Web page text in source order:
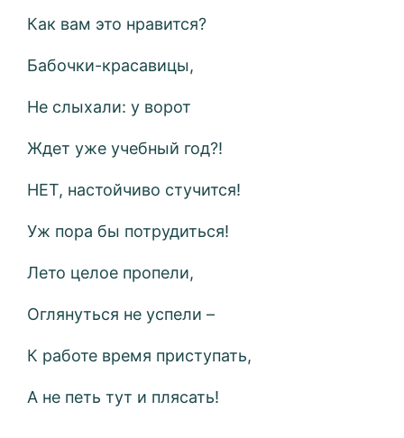
Как вам это нравится?
Бабочки-красавицы,
Не слыхали: у ворот
Ждет уже учебный год?!
НЕТ, настойчиво стучится!
Уж пора бы потрудиться!
Лето целое пропели,
Оглянуться не успели –
К работе время приступать,
А не петь тут и плясать!